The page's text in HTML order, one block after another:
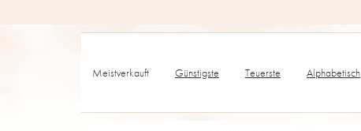
Meistverkauft Günstigste Teuerste Alphabetisch
r
t